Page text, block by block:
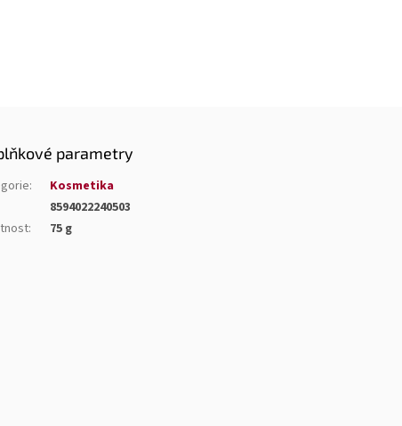
parametry
:
Kosmetika
8594022240503
: 75 g